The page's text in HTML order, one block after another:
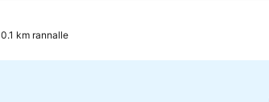
0.1 km rannalle